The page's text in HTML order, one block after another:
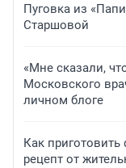
Пуговка из
Старшовой
«Мне сказали,
Московского
личном блоге
Как
рецепт от